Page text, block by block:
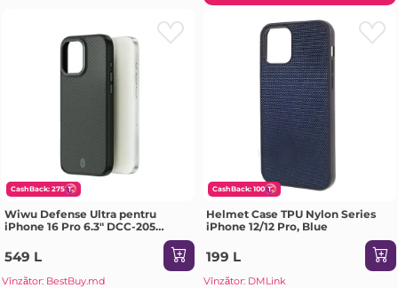
CashBack: 275
Wiwu Defense Ultra pentru
iPhone 16 Pro 6.3" DCC-205
549 L
Vînzător: BestBuy.md
CashBack: 100
Helmet Case TPU Nylon Series
iPhone 12/12 Pro, Blue
199 L
Vînzător: DMLink